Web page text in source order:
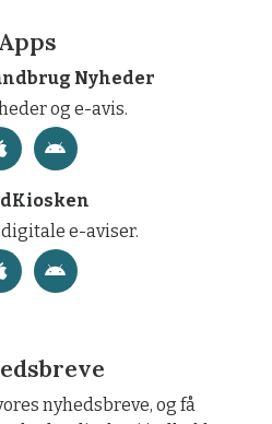
Apps
Nyheder
og e-avis.
e-aviser.
nyhedsbreve, og få